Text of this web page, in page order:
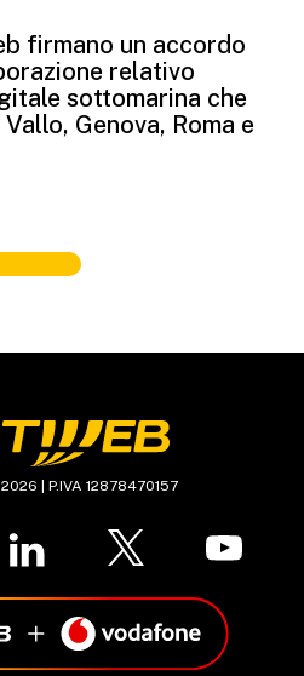
firmano un accordo
relativo
sottomarina che
Genova, Roma e
| P.IVA 12878470157